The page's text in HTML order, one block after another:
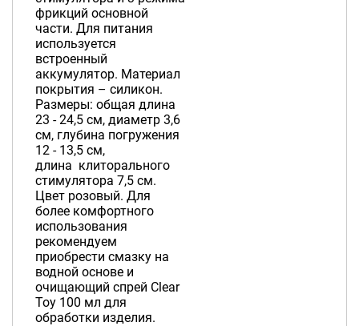
фрикций основной
части. Для питания
используется
встроенный
аккумулятор. Материал
покрытия – силикон.
Размеры: общая длина
23 - 24,5 см, диаметр 3,6
см, глубина погружения
12 - 13,5 см,
длина клиторального
стимулятора 7,5 см.
Цвет розовый. Для
более комфортного
использования
рекомендуем
приобрести смазку на
водной основе и
очищающий спрей Clear
Toy 100 мл для
обработки изделия.